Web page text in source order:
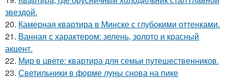
звездой.
20. Камерная квартира в Минске с глубокими оттенками.
21. Ванная с характером: зелень, золото и красный
акцент.
22. Мир в цвете: квартира для семьи путешественников.
23. Светильники в форме луны снова на пике